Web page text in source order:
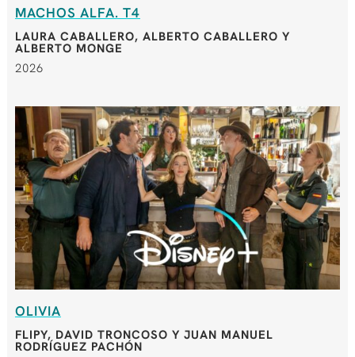
MACHOS ALFA. T4
LAURA CABALLERO, ALBERTO CABALLERO Y
ALBERTO MONGE
2026
OLIVIA
FLIPY, DAVID TRONCOSO Y JUAN MANUEL
RODRÍGUEZ PACHÓN